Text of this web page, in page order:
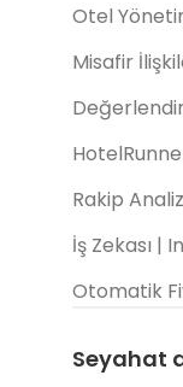
Otel
Misafir
Rakip
İş Zekası |
Otomatik
Seyahat